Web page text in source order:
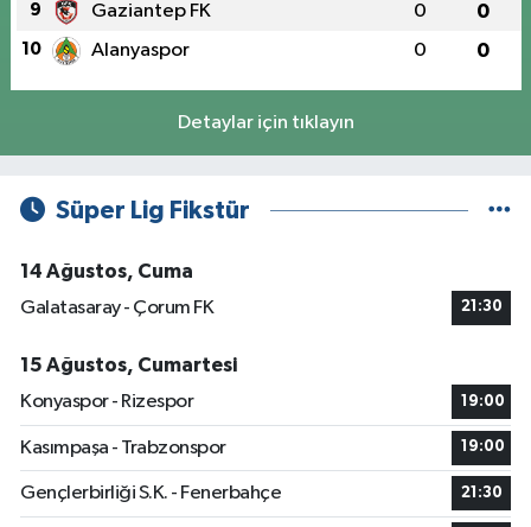
9 Gaziantep FK 0 0
10 Alanyaspor 0 0
Detaylar için tıklayın
Süper Lig Fikstür
14 Ağustos, Cuma
Galatasaray - Çorum FK
21:30
15 Ağustos, Cumartesi
Konyaspor - Rizespor
19:00
Kasımpaşa - Trabzonspor 19:00
Gençlerbirliği S.K. - Fenerbahçe 21:30